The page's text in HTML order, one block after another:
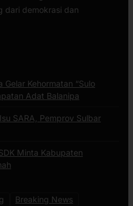
dari demokrasi dan
Gelar Kehormatan “Sulo
Adat Balanipa
SARA, Pemprov Sulbar
Minta Kabupaten
Breaking News